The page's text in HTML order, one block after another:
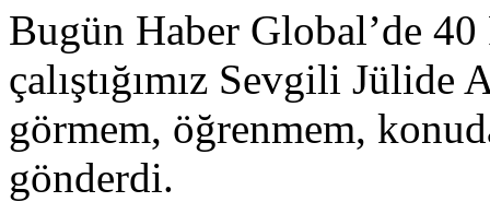
Bugün Haber Global’de
çalıştığımız Sevgili Jülide
görmem, öğrenmem,
gönderdi.